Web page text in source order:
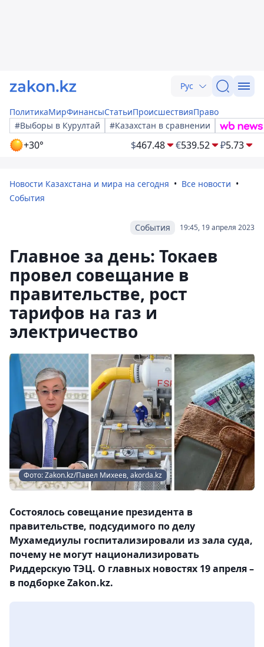
Рус
ПолитикаМирФинансыСтатьиПроисшествияПраво
#Выборы в Курултай
#Казахстан в сравнении
+30° $467.48 €539.52 ₽5.73
Новости Казахстана и мира на сегодня
Все новости
События
19:45, 19 апреля 2023
События
Главное за день: Токаев
провел совещание в
правительстве, рост
тарифов на газ и
электричество
Фото: Zakon.kz/Павел Михеев, akorda.kz
Состоялось совещание президента в
правительстве, подсудимого по делу
Мухамедиулы госпитализировали из зала суда,
почему не могут национализировать
Риддерскую ТЭЦ. О главных новостях 19 апреля –
в подборке Zakon.kz.